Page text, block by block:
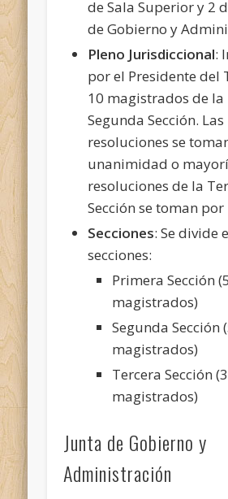
de Sala Superior y 2
de Gobierno y
Pleno Jurisdiccional:
por el Presidente del
10 magistrados de la
Segunda Sección. Las
resoluciones se
unanimidad o
resoluciones de la
Sección se toman
Secciones: Se divide
secciones:
Primera Sección (5
magistrados)
Segunda Sección
magistrados)
Tercera Sección (3
magistrados)
Junta de Gobierno y
Administración